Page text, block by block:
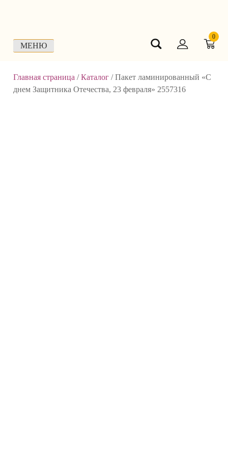
МЕНЮ
0
Главная страница /Каталог /Пакет ламинированный «С
днем Защитника Отечества, 23 февраля» 2557316